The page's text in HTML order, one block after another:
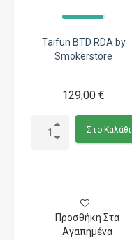
Taifun BTD RDA by
Smokerstore
129,00 €
Στο Καλάθι
Προσθήκη Στα
Αγαπημένα